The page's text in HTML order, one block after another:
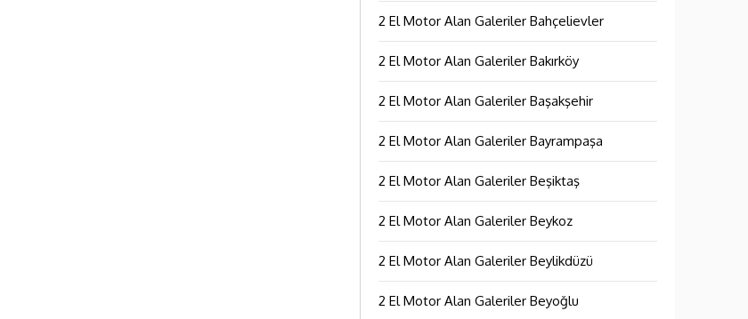
2 El Motor Alan Galeriler Bahçelievler
2 El Motor Alan Galeriler Bakırköy
2 El Motor Alan Galeriler Başakşehir
2 El Motor Alan Galeriler Bayrampaşa
2 El Motor Alan Galeriler Beşiktaş
2 El Motor Alan Galeriler Beykoz
2 El Motor Alan Galeriler Beylikdüzü
2 El Motor Alan Galeriler Beyoğlu